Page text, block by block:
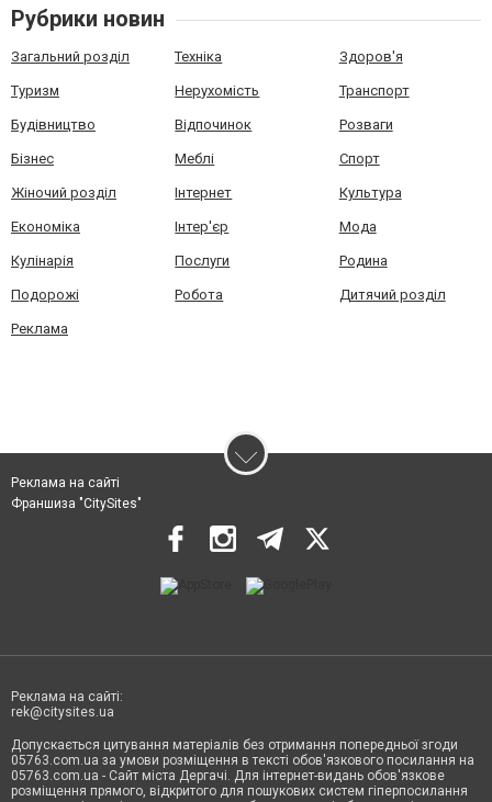
Рубрики новин
Загальний розділ Техніка Здоров'я
Туризм Нерухомість Транспорт
Будівництво Відпочинок Розваги
Бізнес Меблі Спорт
Жіночий розділ Інтернет Культура
Економіка Інтер'єр Мода
Кулінарія Послуги Родина
Подорожі Робота Дитячий розділ
Реклама
Реклама на сайті
Франшиза "CitySites"
Реклама на сайті:
rek@citysites.ua
Допускається цитування матеріалів без отримання попередньої згоди
05763.com.ua за умови розміщення в тексті обов'язкового посилання на
05763.com.ua - Сайт міста Дергачі. Для інтернет-видань обов'язкове
розміщення прямого, відкритого для пошукових систем гіперпосилання